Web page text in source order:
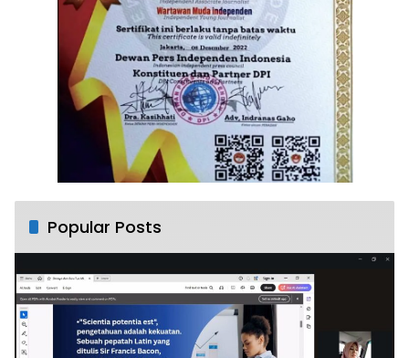
Popular Posts